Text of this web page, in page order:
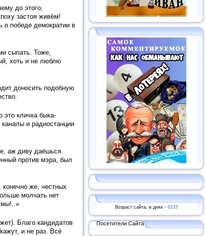
до этого,
застоя живём!
о победе демократии в
сыпать. Тоже,
хоть и не люблю
доносить подобную
это кличка быка-
и радиостанции
аж диву даёшься.
против мэра, был
конечно же, честных
молчать нет
мы!..»
Благо кандидатов
и не раз. Всё
Возраст сайта, в днях - 6233
Посетители Сайта